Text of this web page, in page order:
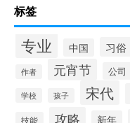
标签
专业 中国 习俗
作者 元宵节 公司
学校 孩子 宋代
技能 攻略 新年